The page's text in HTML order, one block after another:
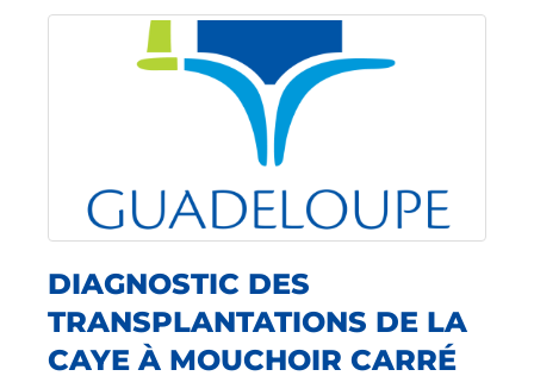
DIAGNOSTIC DES
TRANSPLANTATIONS DE LA
CAYE À MOUCHOIR CARRÉ